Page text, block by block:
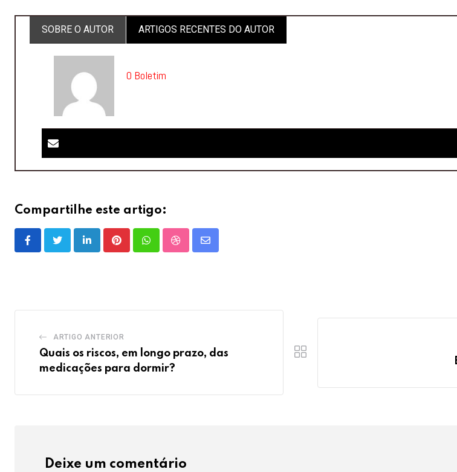
SOBRE O AUTOR
ARTIGOS RECENTES DO AUTOR
O Boletim
Compartilhe este artigo:
LinkedInPinterestWhatsappStumbleUpon
Share
ARTIGO ANTERIOR
Quais os riscos, em longo prazo, das
medicações para dormir?
Deixe um comentário